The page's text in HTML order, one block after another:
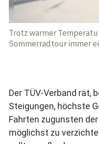
Trotz warmer
Sommerradtour immer
Der TÜV-Verband rät,
Steigungen, höchste
Fahrten zugunsten
möglichst zu